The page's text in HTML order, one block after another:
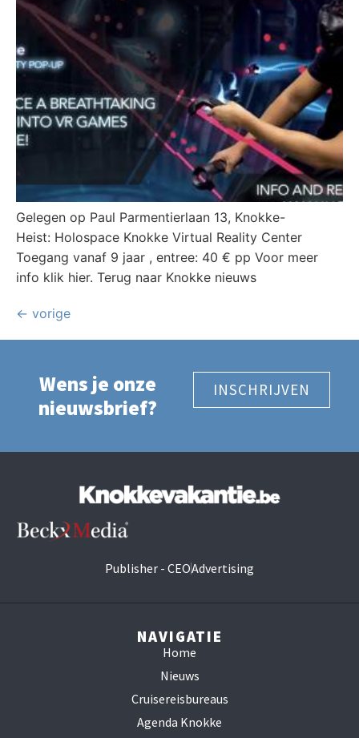
Gelegen op Paul Parmentierlaan 13, Knokke-
Heist: Holospace Knokke Virtual Reality Center
Toegang vanaf 9 jaar , entree: 40 € pp Voor meer
info klik hier. Terug naar Knokke nieuws
← vorige
Wens je onze
nieuwsbrief?
INSCHRIJVEN
Publisher - CEOAdvertising
NAVIGATIE
Home
Nieuws
Cruisereisbureaus
Agenda Knokke